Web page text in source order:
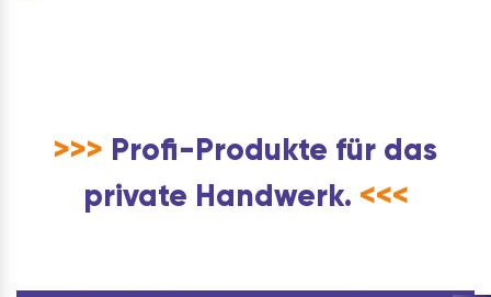
>>> Profi-Produkte für das
private Handwerk. <<<